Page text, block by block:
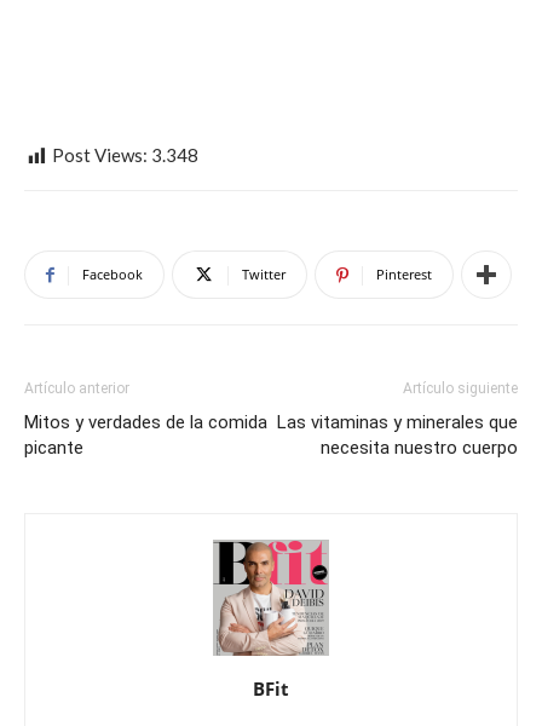
Post Views: 3.348
Facebook Twitter Pinterest
Artículo anterior
Mitos y verdades de la comida
picante
Artículo siguiente
Las vitaminas y minerales que
necesita nuestro cuerpo
BFit